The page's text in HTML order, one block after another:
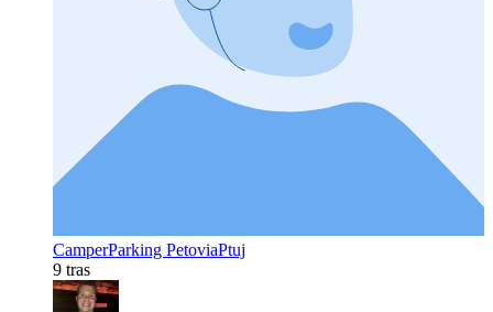
CamperParking PetoviaPtuj
9 tras